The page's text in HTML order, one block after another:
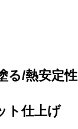
る/熱安定性
ト仕上げ